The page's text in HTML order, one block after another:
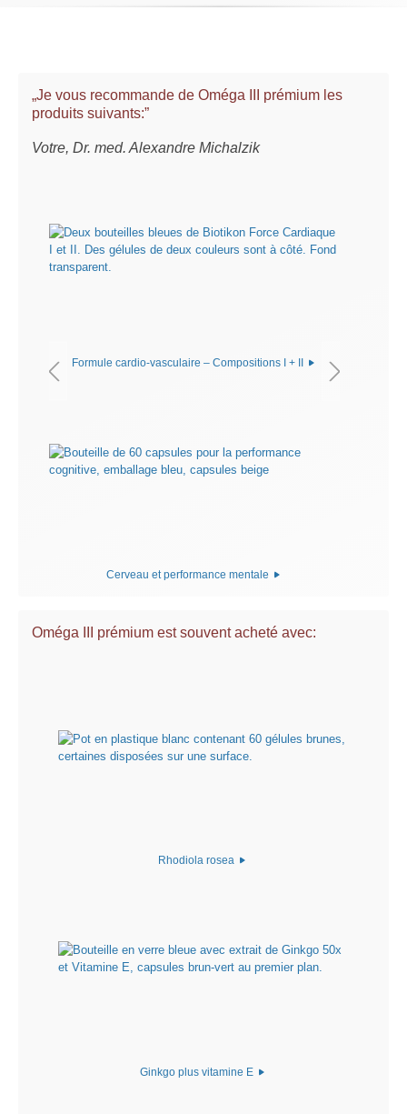
„Je vous recommande de Oméga III prémium les
produits suivants:”
Votre, Dr. med. Alexandre Michalzik
Formule cardio-vasculaire – Compositions I + II
Cerveau et performance mentale
Oméga III prémium est souvent acheté avec:
Rhodiola rosea
Ginkgo plus vitamine E